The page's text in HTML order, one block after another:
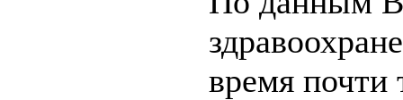
время почти